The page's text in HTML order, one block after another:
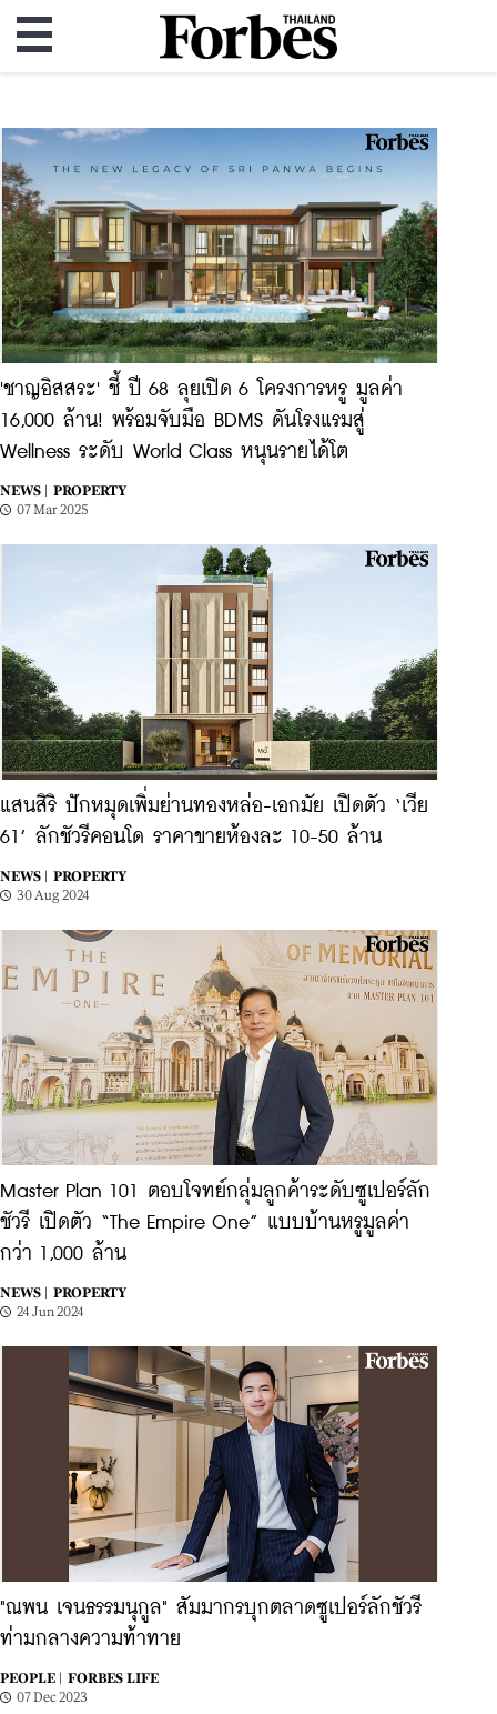
'ชาญอิสสระ' ชี้ ปี 68 ลุยเปิด 6 โครงการหรู มูลค่า
16,000 ล้าน! พร้อมจับมือ BDMS ดันโรงแรมสู่
Wellness ระดับ World Class หนุนรายได้โต
NEWS |
PROPERTY
07 Mar 2025
แสนสิริ ปักหมุดเพิ่มย่านทองหล่อ-เอกมัย เปิดตัว ‘เวีย
61’ ลักชัวรีคอนโด ราคาขายห้องละ 10-50 ล้าน
NEWS |
PROPERTY
30 Aug 2024
Master Plan 101 ตอบโจทย์กลุ่มลูกค้าระดับซูเปอร์ลัก
ชัวรี เปิดตัว “The Empire One” แบบบ้านหรูมูลค่า
กว่า 1,000 ล้าน
NEWS |
PROPERTY
24 Jun 2024
"ณพน เจนธรรมนุกูล" สัมมากรบุกตลาดซูเปอร์ลักชัวรี
ท่ามกลางความท้าทาย
PEOPLE |
FORBES LIFE
07 Dec 2023